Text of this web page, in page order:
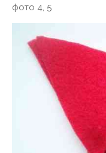
фото 4, 5